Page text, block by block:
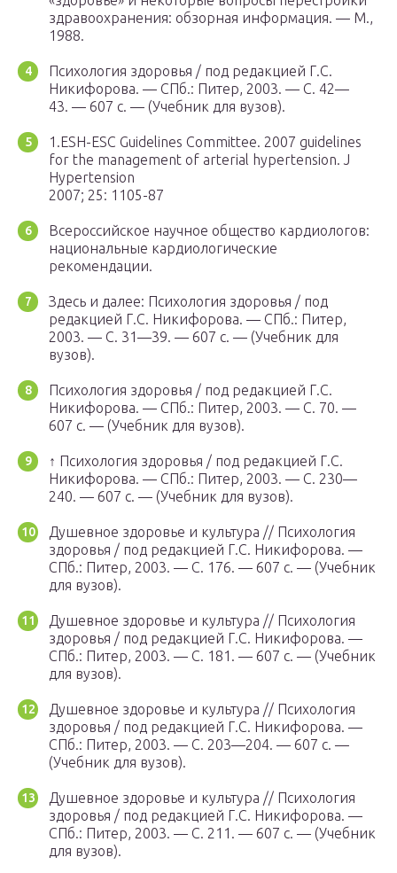
здравоохранения: обзорная информация. — М.,
1988.
Психология здоровья / под редакцией Г.С.
Никифорова. — СПб.: Питер, 2003. — С. 42—
43. — 607 с. — (Учебник для вузов).
1.ESH-ESC Guidelines Committee. 2007 guidelines
for the management of arterial hypertension. J
Hypertension
2007; 25: 1105-87
Всероссийское научное общество кардиологов:
национальные кардиологические
рекомендации.
Здесь и далее: Психология здоровья / под
редакцией Г.С. Никифорова. — СПб.: Питер,
2003. — С. 31—39. — 607 с. — (Учебник для
вузов).
Психология здоровья / под редакцией Г.С.
Никифорова. — СПб.: Питер, 2003. — С. 70. —
607 с. — (Учебник для вузов).
↑ Психология здоровья / под редакцией Г.С.
Никифорова. — СПб.: Питер, 2003. — С. 230—
240. — 607 с. — (Учебник для вузов).
Душевное здоровье и культура // Психология
здоровья / под редакцией Г.С. Никифорова. —
СПб.: Питер, 2003. — С. 176. — 607 с. — (Учебник
для вузов).
Душевное здоровье и культура // Психология
здоровья / под редакцией Г.С. Никифорова. —
СПб.: Питер, 2003. — С. 181. — 607 с. — (Учебник
для вузов).
Душевное здоровье и культура // Психология
здоровья / под редакцией Г.С. Никифорова. —
СПб.: Питер, 2003. — С. 203—204. — 607 с. —
(Учебник для вузов).
Душевное здоровье и культура // Психология
здоровья / под редакцией Г.С. Никифорова. —
СПб.: Питер, 2003. — С. 211. — 607 с. — (Учебник
для вузов).